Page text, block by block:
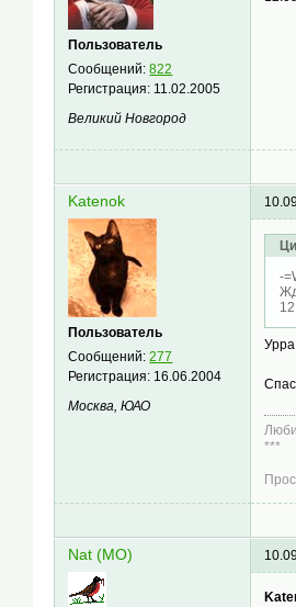
Пользователь
Сообщений:822
Регистрация: 11.02.2005
Великий Новгород
Katenok
Пользователь
Сообщений:277
Регистрация: 16.06.2004
Москва, ЮАО
-
***
Nat (МО)